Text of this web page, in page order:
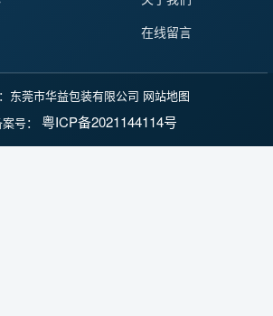
在线留言
东莞市华益包装有限公司 网站地图
号： 粤ICP备2021144114号